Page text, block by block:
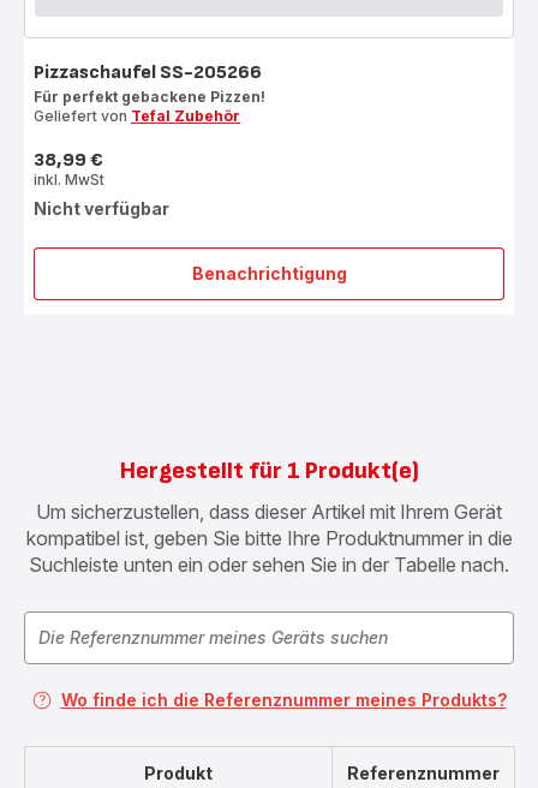
Benachrichtigung
Pizzaschaufel
SS-
Pizzaschaufel SS-205266
Für perfekt gebackene Pizzen!
Geliefert von Tefal Zubehör
Preis
38,99 €
inkl. MwSt
Nicht verfügbar
Hergestellt für 1 Produkt(e)
Um sicherzustellen, dass dieser Artikel mit Ihrem Gerät
kompatibel ist, geben Sie bitte Ihre Produktnummer in die
Suchleiste unten ein oder sehen Sie in der Tabelle nach.
Wo finde ich die Referenznummer meines Produkts?
Produkt Referenznummer